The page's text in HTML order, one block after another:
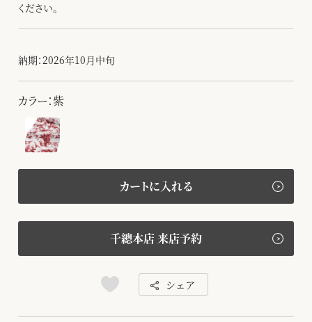
ください。
納期：2026年10月中旬
カラー：紫
カートに入れる
千總本店 来店予約
シェア